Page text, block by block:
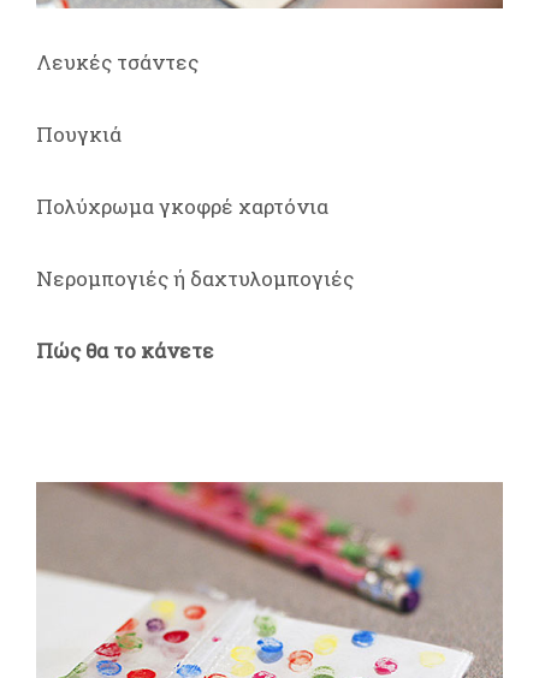
Λευκές τσάντες
Πουγκιά
Πολύχρωμα γκοφρέ χαρτόνια
Νερομπογιές ή δαχτυλομπογιές
Πώς θα το κάνετε